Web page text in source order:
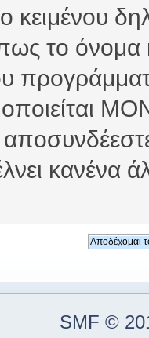
κειμένου
το όνομα
κανένα
SMF ©